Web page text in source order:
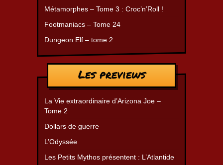
Métamorphes – Tome 3 : Croc’n’Roll !
Footmaniacs – Tome 24
Dungeon Elf – tome 2
Les previews
La Vie extraordinaire d’Arizona Joe –
Tome 2
Dollars de guerre
L’Odyssée
Les Petits Mythos présentent : L’Atlantide